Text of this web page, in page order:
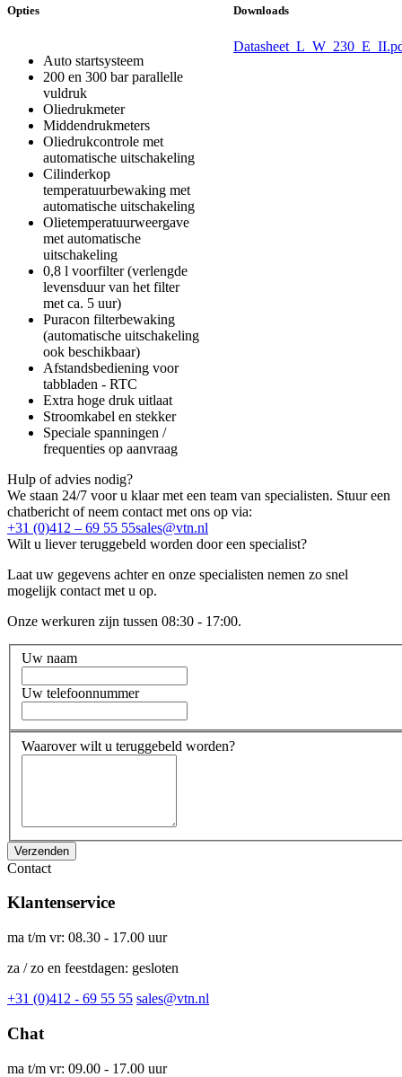
Opties
Auto startsysteem
200 en 300 bar parallelle
vuldruk
Oliedrukmeter
Middendrukmeters
Oliedrukcontrole met
automatische uitschakeling
Cilinderkop
temperatuurbewaking met
automatische uitschakeling
Olietemperatuurweergave
met automatische
uitschakeling
0,8 l voorfilter (verlengde
levensduur van het filter
met ca. 5 uur)
Puracon filterbewaking
(automatische uitschakeling
ook beschikbaar)
Afstandsbediening voor
tabbladen - RTC
Extra hoge druk uitlaat
Stroomkabel en stekker
Speciale spanningen /
frequenties op aanvraag
Downloads
Hulp of advies nodig?
We staan 24/7 voor u klaar met een team van specialisten. Stuur een
chatbericht of neem contact met ons op via:
+31 (0)412 – 69 55 55sales@vtn.nl
Wilt u liever teruggebeld worden door een specialist?
Laat uw gegevens achter en onze specialisten nemen zo snel
mogelijk contact met u op.
Onze werkuren zijn tussen 08:30 - 17:00.
Uw naam
Uw telefoonnummer
Waarover wilt u teruggebeld worden?
Verzenden
Contact
Klantenservice
ma t/m vr: 08.30 - 17.00 uur
za / zo en feestdagen: gesloten
+31 (0)412 - 69 55 55 sales@vtn.nl
Chat
ma t/m vr: 09.00 - 17.00 uur